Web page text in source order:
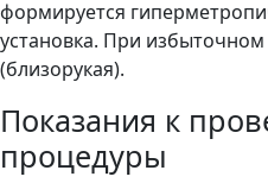
формируется
установка. При
(близорукая).
Показания к
процедуры